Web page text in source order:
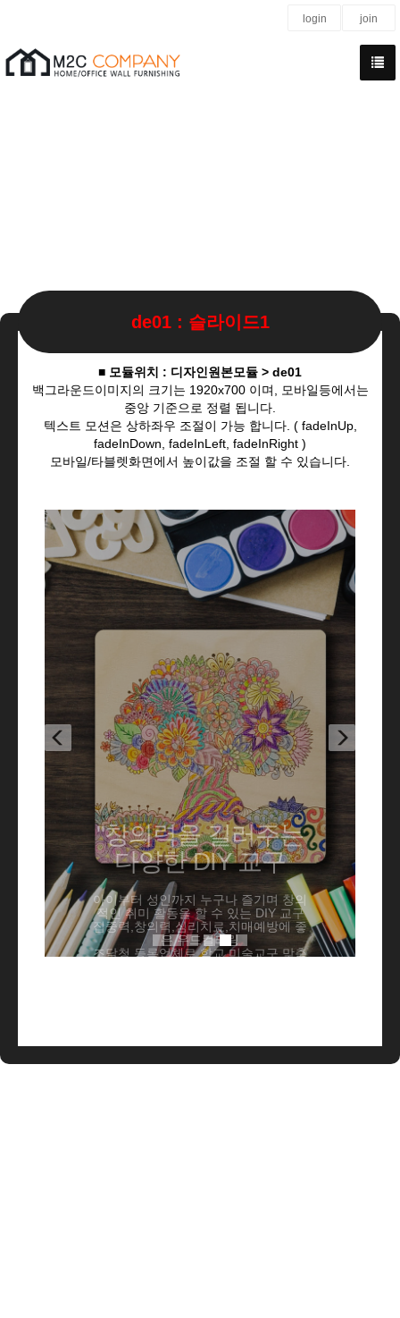
login join
de01 : 슬라이드1
■ 모듈위치 : 디자인원본모듈 > de01
백그라운드이미지의 크기는 1920x700 이며, 모바일등에서는
중앙 기준으로 정렬 됩니다.
텍스트 모션은 상하좌우 조절이 가능 합니다. ( fadeInUp,
fadeInDown, fadeInLeft, fadeInRight )
모바일/타블렛화면에서 높이값을 조절 할 수 있습니다.
"창의력을 길러주는
다양한 DIY 교구
아이부터 성인까지 누구나 즐기며 창의
적인 취미 활동을 할 수 있는 DIY 교구
집중력,창의력,심리치료,치매예방에 좋
은 우드컬러링
조달청 등록업체로 학교 미술교구 맞춤
형 DIY 상품 전문 납품업체 입니다.
행사 및 단체를 위한 다양한 체험 활동
행사와 맞춤형 행사 진행
Previous Next